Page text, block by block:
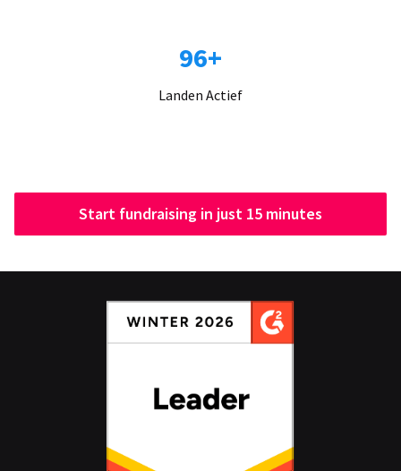
96+
Landen Actief
Start fundraising in just 15 minutes